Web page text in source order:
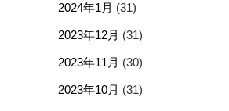
2024年1月 (31)
2023年12月 (31)
2023年11月 (30)
2023年10月 (31)